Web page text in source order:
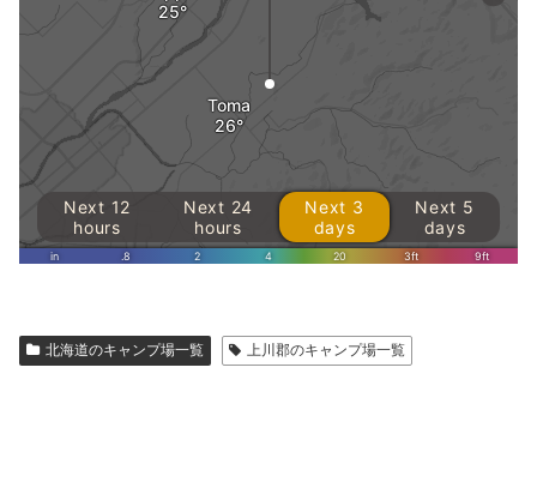
北海道のキャンプ場一覧 上川郡のキャンプ場一覧